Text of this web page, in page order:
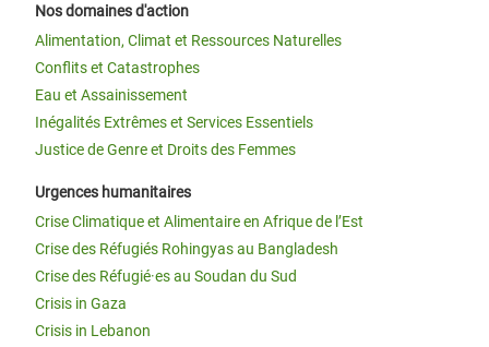
Nos domaines d'action
Alimentation, Climat et Ressources Naturelles
Conflits et Catastrophes
Eau et Assainissement
Inégalités Extrêmes et Services Essentiels
Justice de Genre et Droits des Femmes
Urgences humanitaires
Crise Climatique et Alimentaire en Afrique de l’Est
Crise des Réfugiés Rohingyas au Bangladesh
Crise des Réfugié·es au Soudan du Sud
Crisis in Gaza
Crisis in Lebanon